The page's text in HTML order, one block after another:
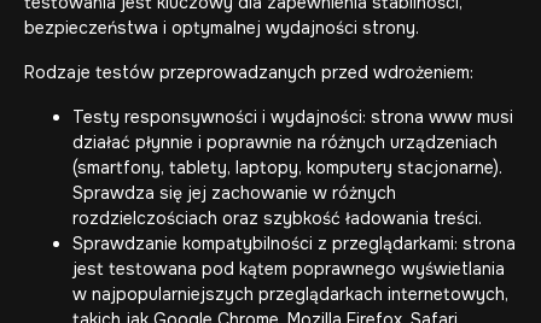
bezpieczeństwa i optymalnej wydajności strony.
Rodzaje testów przeprowadzanych przed wdrożeniem:
Testy responsywności i wydajności: strona www musi
działać płynnie i poprawnie na różnych urządzeniach
(smartfony, tablety, laptopy, komputery stacjonarne).
Sprawdza się jej zachowanie w różnych
rozdzielczościach oraz szybkość ładowania treści.
Sprawdzanie kompatybilności z przeglądarkami: strona
jest testowana pod kątem poprawnego wyświetlania
w najpopularniejszych przeglądarkach internetowych,